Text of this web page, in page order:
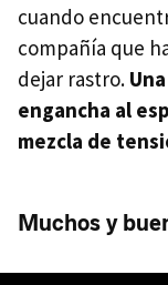
cuando
compañía que
dejar rastro.
engancha al
mezcla de
Muchos y